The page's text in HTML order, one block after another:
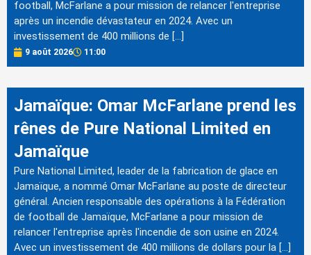
football, McFarlane a pour mission de relancer l'entreprise
après un incendie dévastateur en 2024. Avec un
investissement de 400 millions de […]
9 août 2026 11:00
Jamaïque: Omar McFarlane prend les
rênes de Pure National Limited en
Jamaïque
Pure National Limited, leader de la fabrication de glace en
Jamaïque, a nommé Omar McFarlane au poste de directeur
général. Ancien responsable des opérations à la Fédération
de football de Jamaïque, McFarlane a pour mission de
relancer l'entreprise après l'incendie de son usine en 2024.
Avec un investissement de 400 millions de dollars pour la […]